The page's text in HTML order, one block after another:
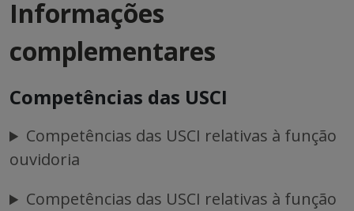
Informações
complementares
Competências das USCI
Competências das USCI relativas à função
ouvidoria
Competências das USCI relativas à função